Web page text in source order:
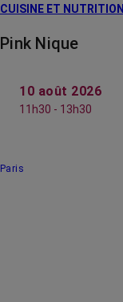
CUISINE ET NUTRITION
Pink Nique
10 août 2026
11h30 - 13h30
Paris